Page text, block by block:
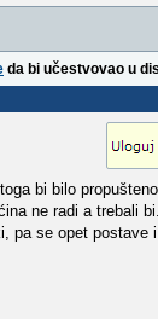
da bi učestvovao u
bi bilo
ne radi a trebali
pa se opet postave